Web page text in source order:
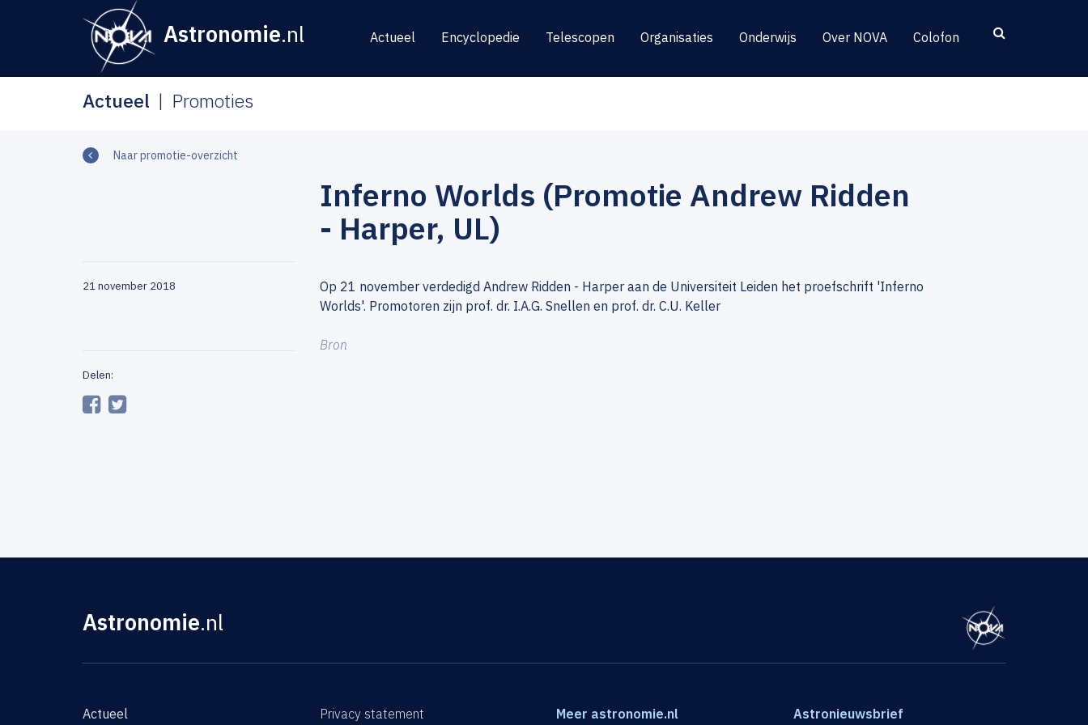
Astronomie.nl Actueel Encyclopedie Telescopen Organisaties Onderwijs Over NOVA Colofon
Actueel Promoties
Naar promotie-overzicht
21 november 2018
Delen:
Inferno Worlds (Promotie Andrew Ridden
- Harper, UL)
Op 21 november verdedigd Andrew Ridden - Harper aan de Universiteit Leiden het proefschrift 'Inferno
Worlds'. Promotoren zijn prof. dr. I.A.G. Snellen en prof. dr. C.U. Keller
Bron
Astronomie.nl
Actueel Privacy statement Meer astronomie.nl Astronieuwsbrief